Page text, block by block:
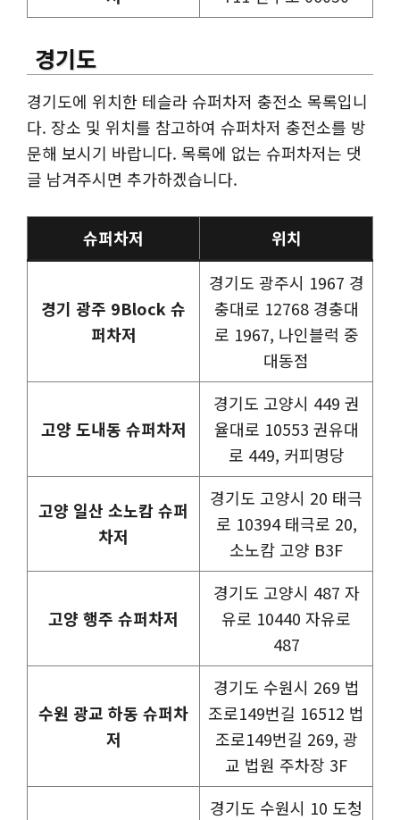
경기도
경기도에 위치한 테슬라 슈퍼차저 충전소 목록입니
다. 장소 및 위치를 참고하여 슈퍼차저 충전소를 방
문해 보시기 바랍니다. 목록에 없는 슈퍼차저는 댓
글 남겨주시면 추가하겠습니다.
슈퍼차저 위치
경기 광주 9Block 슈
퍼차저
경기도 광주시 1967 경
충대로 12768 경충대
로 1967, 나인블럭 중
대동점
고양 도내동 슈퍼차저
경기도 고양시 449 권
율대로 10553 권유대
로 449, 커피명당
고양 일산 소노캄 슈퍼
차저
경기도 고양시 20 태극
로 10394 태극로 20,
소노캄 고양 B3F
고양 행주 슈퍼차저
경기도 고양시 487 자
유로 10440 자유로
487
수원 광교 하동 슈퍼차
저
경기도 수원시 269 법
조로149번길 16512 법
조로149번길 269, 광
교 법원 주차장 3F
경기도 수원시 10 도청